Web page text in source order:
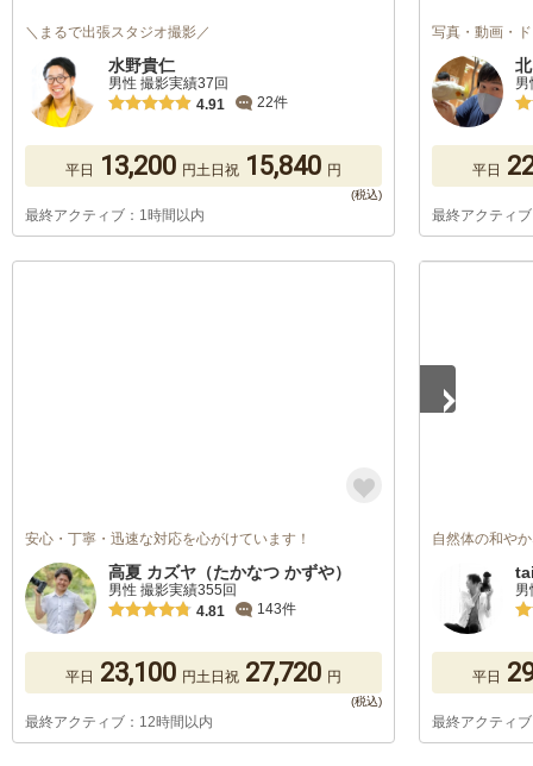
＼まるで出張スタジオ撮影／
水野貴仁
男性 撮影実績37回
4.91
22件
平日 13,200 円土日祝 15,840 円
最終アクティブ：1時間以内
写真・動画・
平日
最終アクティ
安心・丁寧・迅速な対応を心がけています！
高夏 カズヤ（たかなつ かずや）
男性 撮影実績355回
4.81
143件
平日 23,100 円土日祝 27,720 円
最終アクティブ：12時間以内
自然体の和や
平日
最終アクティ